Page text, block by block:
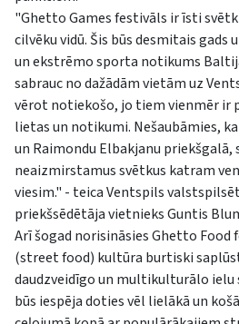
"Ghetto Games festivāls ir īsti
cilvēku vidū. Šis būs desmitais
un ekstrēmo sporta notikums
sabrauc no dažādām vietām uz
vērot notiekošo, jo tiem vienmēr ir
lietas un notikumi. Nešaubāmies,
un Raimondu Elbakjanu priekšgalā,
neaizmirstamus svētkus katram
viesim." - teica Ventspils
priekšsēdētāja vietnieks Guntis
Arī šogad norisināsies Ghetto Food
(street food) kultūra burtiski
daudzveidīgo un multikulturālo ielu
būs iespēja doties vēl lielākā un